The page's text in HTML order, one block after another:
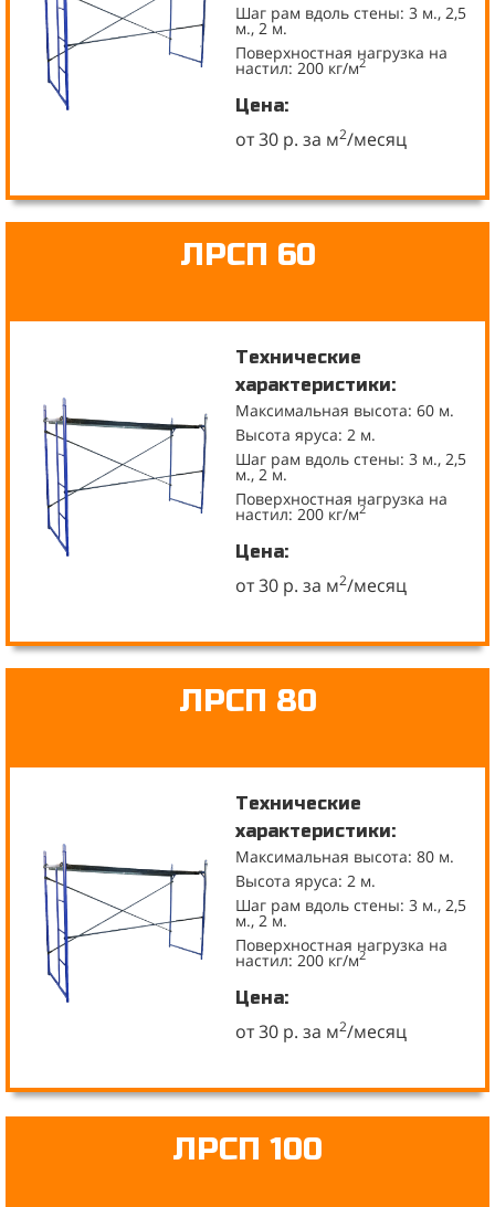
Шаг рам вдоль стены: 3 м., 2,5
м., 2 м.
Поверхностная нагрузка на
настил: 200 кг/м2
Цена:
от 30 р. за м2/месяц
ЛРСП 60
Технические
характеристики:
Максимальная высота: 60 м.
Высота яруса: 2 м.
Шаг рам вдоль стены: 3 м., 2,5
м., 2 м.
Поверхностная нагрузка на
настил: 200 кг/м2
Цена:
от 30 р. за м2/месяц
ЛРСП 80
Технические
характеристики:
Максимальная высота: 80 м.
Высота яруса: 2 м.
Шаг рам вдоль стены: 3 м., 2,5
м., 2 м.
Поверхностная нагрузка на
настил: 200 кг/м2
Цена:
от 30 р. за м2/месяц
ЛРСП 100